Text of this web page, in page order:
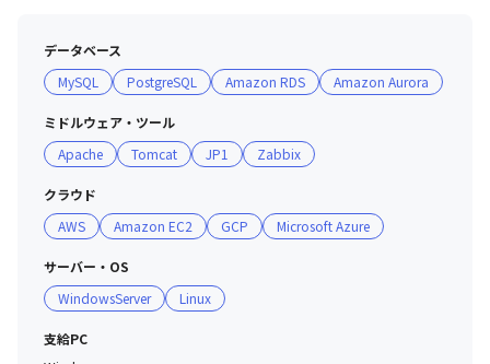
プロジェクトの規模に応じて、2～10人程度のメンバーで
開発を行います。
基本的に1人で案件に参加することはありません。
データベース
MySQL
PostgreSQL Amazon RDS Amazon Aurora
ミドルウェア・ツール
Apache
Tomcat JP1 Zabbix
クラウド
AWS
Amazon EC2 GCP Microsoft Azure
サーバー・OS
WindowsServer
Linux
支給PC